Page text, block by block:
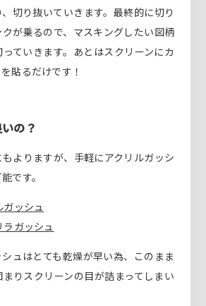
切り抜いていきます。最終的に切り
が乗るので、マスキングしたい図柄
ていきます。あとはスクリーンにカ
貼るだけです！
の？
よりますが、手軽にアクリルガッシ
です。
ガッシュ
ガッシュ
ュはとても乾燥が早い為、このまま
りスクリーンの目が詰まってしまい